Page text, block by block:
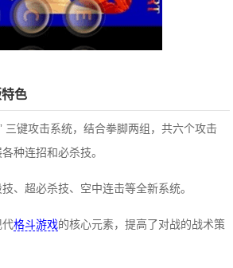
色
三键攻击系统，结合拳脚两组，共六个攻击
种连招和必杀技。
、超必杀技、空中连击等全新系统。
代格斗游戏的核心元素，提高了对战的战术策